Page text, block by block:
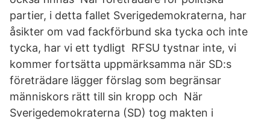
partier, i detta fallet Sverigedemokraterna, har
åsikter om vad fackförbund ska tycka och inte
tycka, har vi ett tydligt RFSU tystnar inte, vi
kommer fortsätta uppmärksamma när SD:s
företrädare lägger förslag som begränsar
människors rätt till sin kropp och När
Sverigedemokraterna (SD) tog makten i